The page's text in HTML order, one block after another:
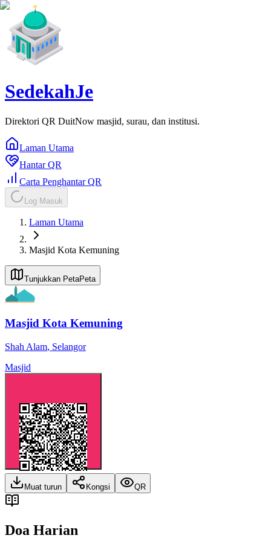
SedekahJe
Direktori QR DuitNow masjid, surau, dan institusi.
Laman Utama
Hantar QR
Carta Penghantar QR
Log Masuk
Laman Utama
Masjid Kota Kemuning
Tunjukkan PetaPeta
Masjid Kota Kemuning
Shah Alam, Selangor
Masjid
Muat turun Kongsi QR
Doa Harian